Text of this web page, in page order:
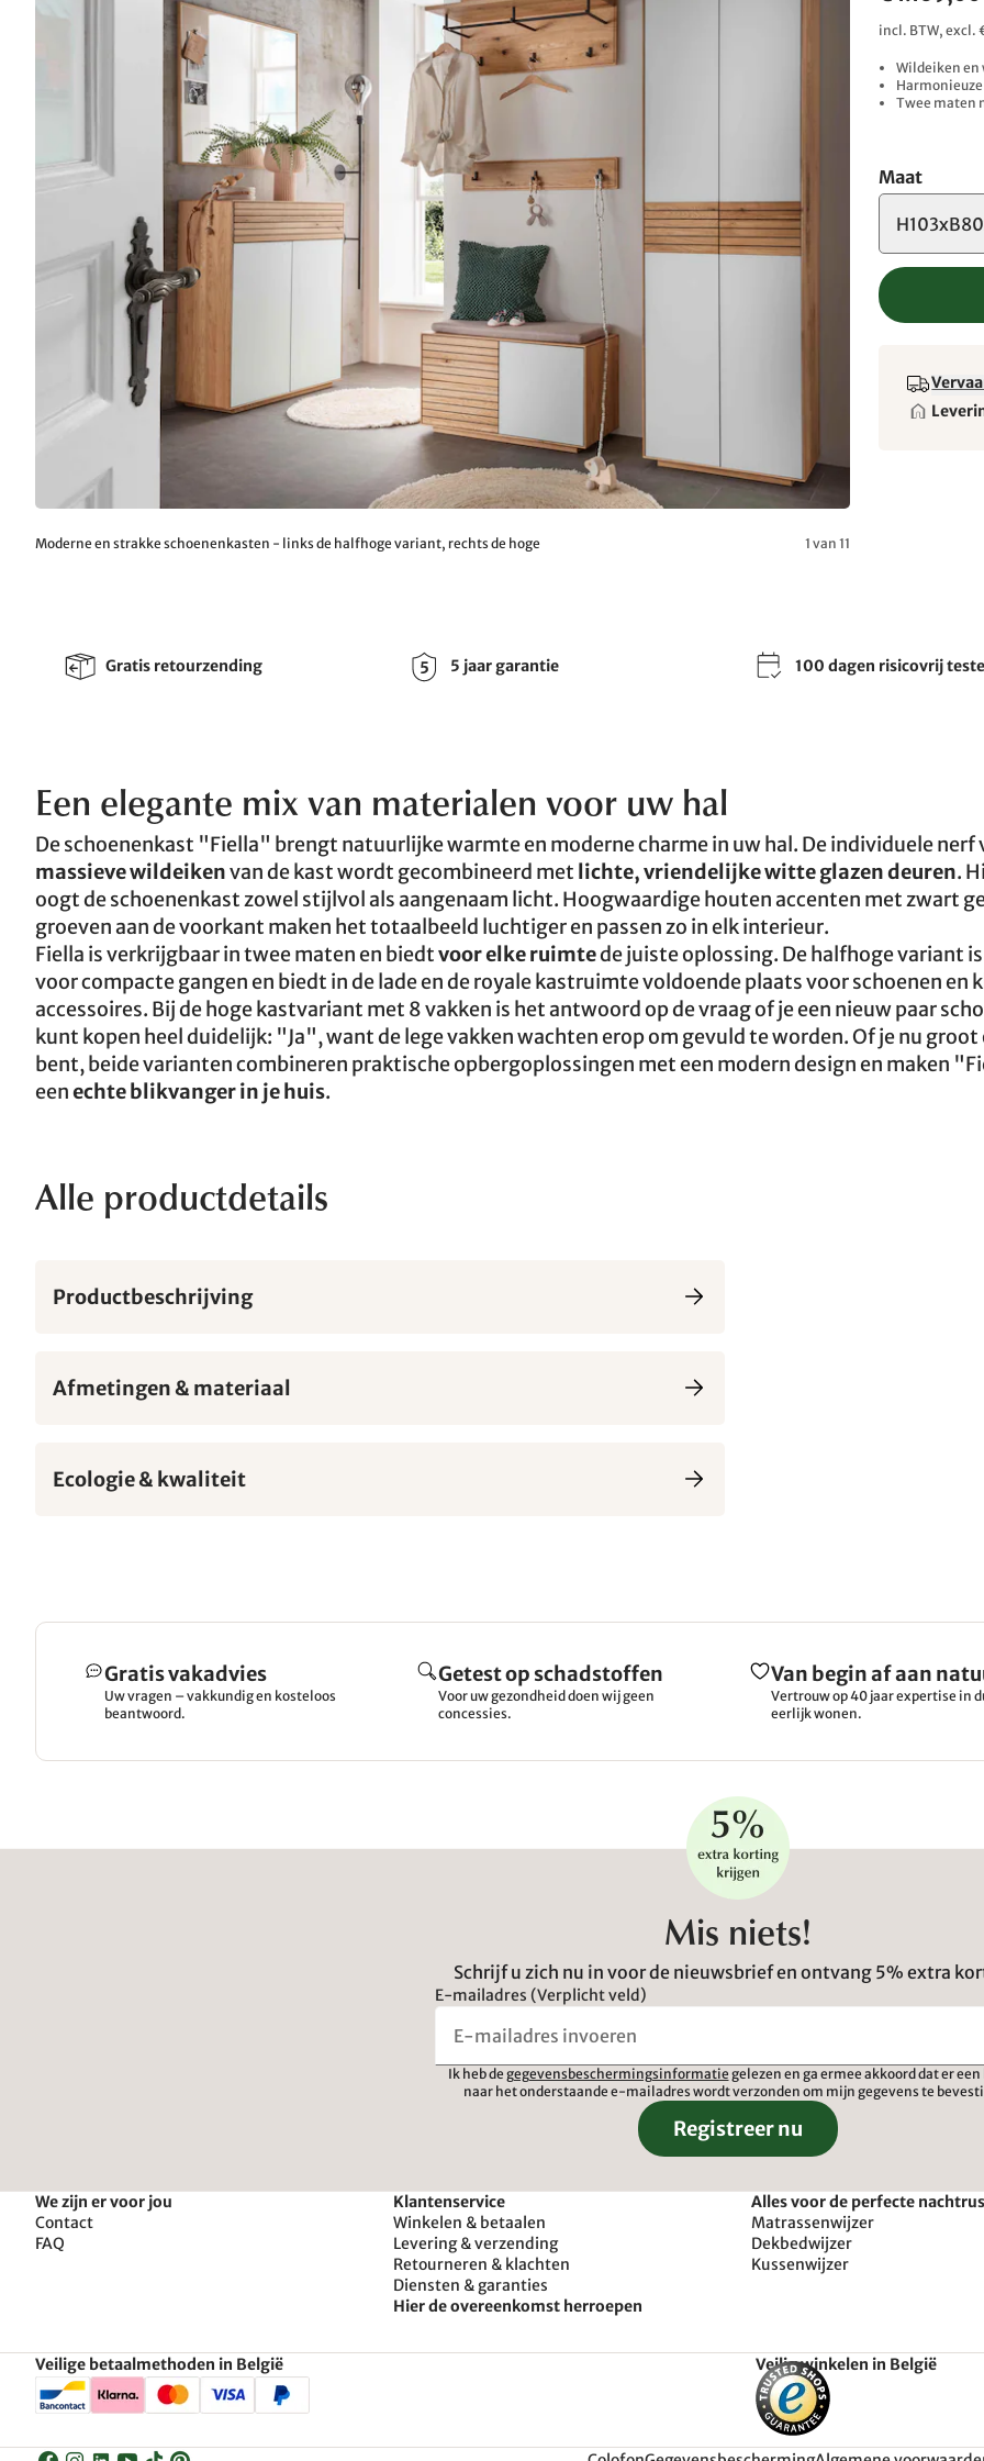
Moderne en strakke schoenenkasten - links de halfhoge variant, rechts de hoge 1 van 11
incl. BTW,
Wildeiken en
Twee maten
Maat
Gratis retourzending 5 jaar garantie 100 dagen risicovrij
Een elegante mix van materialen voor uw hal
De schoenenkast "Fiella" brengt natuurlijke warmte en moderne charme in uw hal. De individuele nerf
massieve wildeikenvan de kast wordt gecombineerd met lichte, vriendelijke witte glazen deuren.
oogt de schoenenkast zowel stijlvol als aangenaam licht. Hoogwaardige houten accenten met zwart
groeven aan de voorkant maken het totaalbeeld luchtiger en passen zo in elk interieur.
Fiella is verkrijgbaar in twee maten en biedtvoor elke ruimtede juiste oplossing. De halfhoge variant
voor compacte gangen en biedt in de lade en de royale kastruimte voldoende plaats voor schoenen en
accessoires. Bij de hoge kastvariant met 8 vakken is het antwoord op de vraag of je een nieuw paar
kunt kopen heel duidelijk: "Ja", want de lege vakken wachten erop om gevuld te worden. Of je nu groot
bent, beide varianten combineren praktische opbergoplossingen met een modern design en maken
eenechte blikvanger in je huis.
Alle productdetails
Productbeschrijving
Afmetingen & materiaal
Ecologie & kwaliteit
Gratis vakadvies
Uw vragen – vakkundig en kosteloos
beantwoord.
Getest op schadstoffen
Voor uw gezondheid doen wij geen
concessies.
Van begin af aan
Vertrouw op 40 jaar expertise in
eerlijk wonen.
Mis niets!
Schrijf u zich nu in voor de nieuwsbrief en ontvang 5% extra
E-mailadres (Verplicht veld)
Ik heb de gegevensbeschermingsinformatie gelezen en ga ermee akkoord dat er
naar het onderstaande e-mailadres wordt verzonden om mijn gegevens te
Registreer nu
We zijn er voor jou
Contact
FAQ
Klantenservice
Winkelen & betaalen
Levering & verzending
Retourneren & klachten
Diensten & garanties
Hier de overeenkomst herroepen
Alles voor de perfecte
Matrassenwijzer
Dekbedwijzer
Kussenwijzer
Veilige betaalmethoden in België Veilig winkelen in België